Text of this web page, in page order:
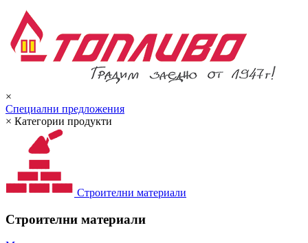
×
Специални предложения
× Категории продукти
Строителни материали
Строителни материали